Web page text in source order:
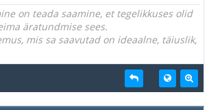
on teada saamine, et tegelikkuses olid
äratundmise sees.
mis sa saavutad on ideaalne, täiuslik,